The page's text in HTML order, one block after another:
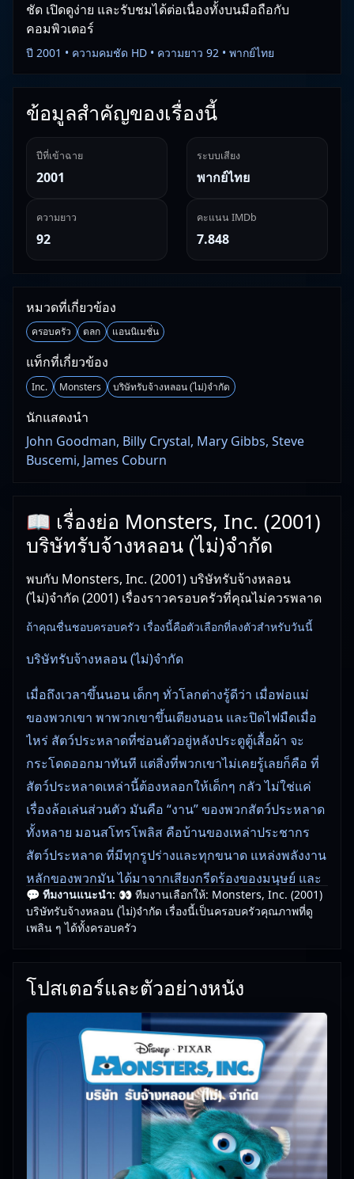
ชัด เปิดดูง่าย และรับชมได้ต่อเนื่องทั้งบนมือถือกับ
คอมพิวเตอร์
ปี 2001 • ความคมชัด HD • ความยาว 92 • พากย์ไทย
ข้อมูลสำคัญของเรื่องนี้
ปีที่เข้าฉาย
2001
ระบบเสียง
พากย์ไทย
ความยาว
92
คะแนน IMDb
7.848
หมวดที่เกี่ยวข้อง
ครอบครัว ตลก แอนนิเมชั่น
แท็กที่เกี่ยวข้อง
Inc. Monsters บริษัทรับจ้างหลอน (ไม่)จำกัด
นักแสดงนำ
John Goodman, Billy Crystal, Mary Gibbs, Steve
Buscemi, James Coburn
📖 เรื่องย่อ Monsters, Inc. (2001)
บริษัทรับจ้างหลอน (ไม่)จำกัด
พบกับ Monsters, Inc. (2001) บริษัทรับจ้างหลอน
(ไม่)จำกัด (2001) เรื่องราวครอบครัวที่คุณไม่ควรพลาด
ถ้าคุณชื่นชอบครอบครัว เรื่องนี้คือตัวเลือกที่ลงตัวสำหรับวันนี้
บริษัทรับจ้างหลอน (ไม่)จำกัด
เมื่อถึงเวลาขึ้นนอน เด็กๆ ทั่วโลกต่างรู้ดีว่า เมื่อพ่อแม่
ของพวกเขา พาพวกเขาขึ้นเตียงนอน และปิดไฟมืดเมื่อ
ไหร่ สัตว์ประหลาดที่ซ่อนตัวอยู่หลังประตูตู้เสื้อผ้า จะ
กระโดดออกมาทันที แต่สิ่งที่พวกเขาไม่เคยรู้เลยก็คือ ที่
สัตว์ประหลาดเหล่านี้ต้องหลอกให้เด็กๆ กลัว ไม่ใช่แค่
เรื่องล้อเล่นส่วนตัว มันคือ “งาน” ของพวกสัตว์ประหลาด
ทั้งหลาย มอนสโทรโพลิส คือบ้านของเหล่าประชากร
สัตว์ประหลาด ที่มีทุกรูปร่างและทุกขนาด แหล่งพลังงาน
หลักของพวกมัน ได้มาจากเสียงกรีดร้องของมนุษย์ และ
โรงงานที่ผลิตเสียงกรีดร้องขนาดใหญ่ที่สุด ก็คือ
Monster, Inc. (หรือ M.I. – เอ็มไอ) ทีมสัตว์ประหลาด
กลัว และเก็บเสียงกรีดร้องของพวกเขาเอาไว้ ที่ทำให้งาน
นี้ยากมากขึ้น ก็คือความจริงที่ว่า สัตว์ประหลาดเหล่านี้
เชื่อว่า พวกเด็กๆ คือของมีพิษ และถ้าไปแตะโดนตัวเด็ก
เข้า จะนำมาซึ่งหายนะ
อัปเดตโดยทีมงาน Free Movie 24— ตรวจสอบล่าสุด:
เกี่ยวกับเรา
💬 ทีมงานแนะนำ: 👀 ทีมงานเลือกให้: Monsters, Inc. (2001)
บริษัทรับจ้างหลอน (ไม่)จำกัด เรื่องนี้เป็นครอบครัวคุณภาพที่ดู
เพลิน ๆ ได้ทั้งครอบครัว
โปสเตอร์และตัวอย่างหนัง